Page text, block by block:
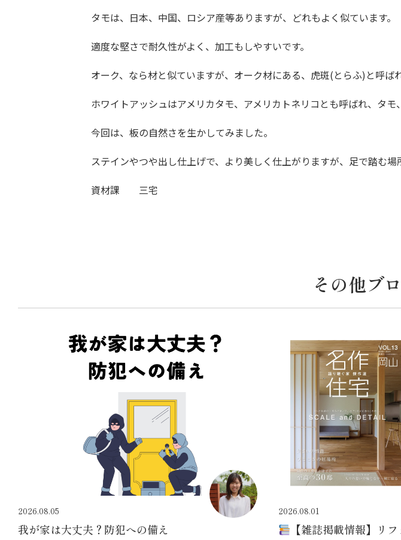
タモは、日本、中国、ロシア産等ありますが、どれもよく似ています。
適度な堅さで耐久性がよく、加工もしやすいです。
オーク、なら材と似ていますが、オーク材にある、虎斑(とらふ)と呼ば
ホワイトアッシュはアメリカタモ、アメリカトネリコとも呼ばれ、タモ
今回は、板の自然さを生かしてみました。
ステインやつや出し仕上げで、より美しく仕上がりますが、足で踏む場
資材課 三宅
その他ブ
2026.08.05
我が家は大丈夫？防犯への備え
2026.08.01
【雑誌掲載情報】リ